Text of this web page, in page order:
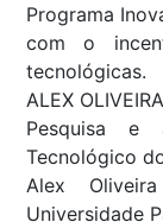
Programa
com o
tecnológicas.
ALEX
Pesquisa e
Tecnológico
Alex
Universidade